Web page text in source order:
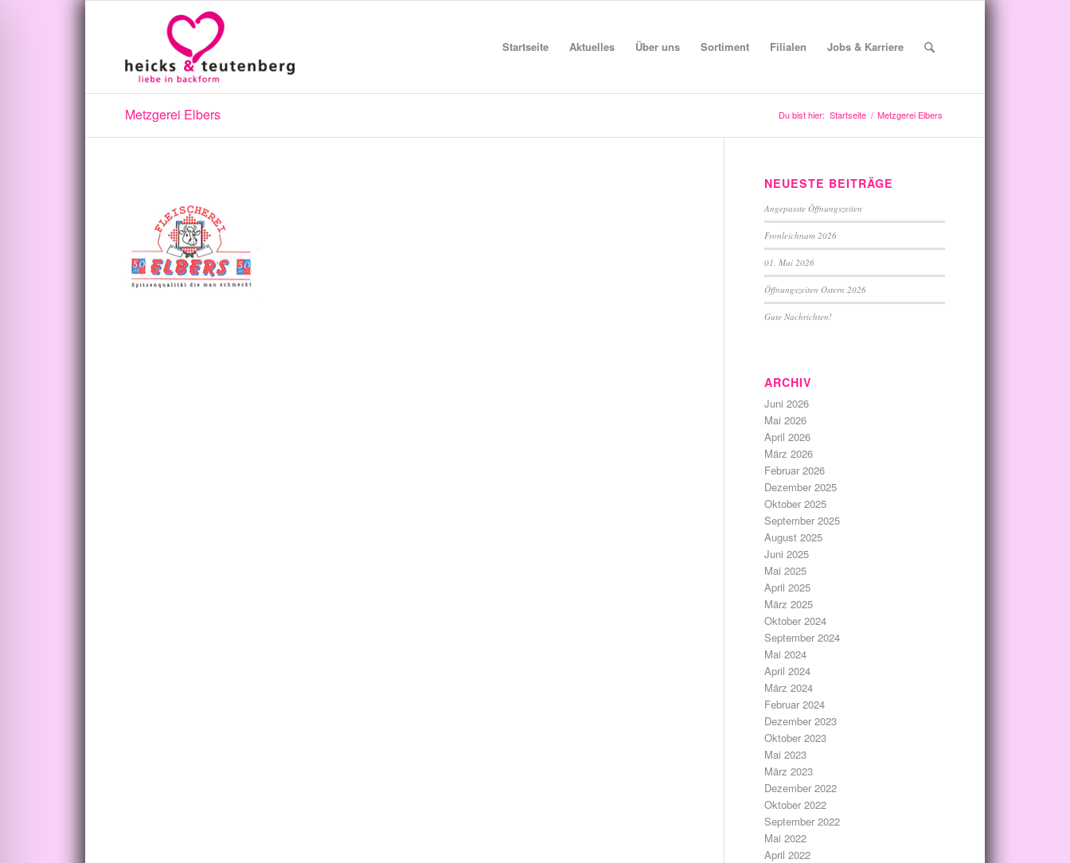
Startseite Aktuelles Über uns Sortiment Filialen Jobs & Karriere
Metzgerei Elbers Du bist hier: Startseite / Metzgerei Elbers
NEUESTE BEITRÄGE
Angepasste Öffnungszeiten
Fronleichnam 2026
01. Mai 2026
Öffnungszeiten Ostern 2026
Gute Nachrichten!
ARCHIV
Juni 2026
Mai 2026
April 2026
März 2026
Februar 2026
Dezember 2025
Oktober 2025
September 2025
August 2025
Juni 2025
Mai 2025
April 2025
März 2025
Oktober 2024
September 2024
Mai 2024
April 2024
März 2024
Februar 2024
Dezember 2023
Oktober 2023
Mai 2023
März 2023
Dezember 2022
Oktober 2022
September 2022
Mai 2022
April 2022